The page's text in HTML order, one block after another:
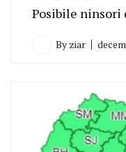
Posibile ninsori
By ziar